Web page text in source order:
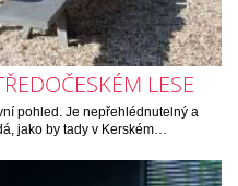
LESE
pohled. Je nepřehlédnutelný a
jako by tady v Kerském…